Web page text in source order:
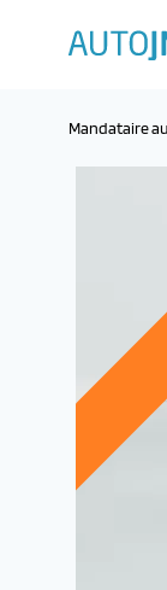
Mandataire